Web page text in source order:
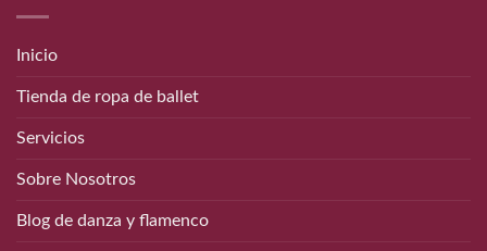
Inicio
Tienda de ropa de ballet
Servicios
Sobre Nosotros
Blog de danza y flamenco